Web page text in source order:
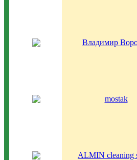
Владимир
mostak
ALMIN cleaning